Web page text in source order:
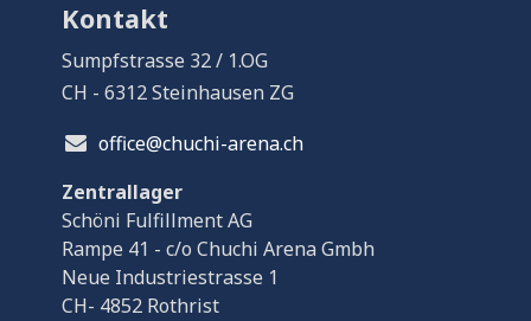
Kontakt
Sumpfstrasse 32 / 1.OG
CH - 6312 Steinhausen ZG
office@chuchi-arena.ch
Zentrallager
Schöni Fulfillment AG
Rampe 41 - c/o Chuchi Arena Gmbh
Neue Industriestrasse 1
CH- 4852 Rothrist